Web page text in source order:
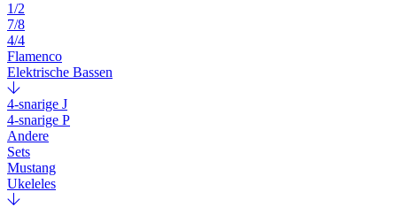
1/2
7/8
4/4
Flamenco
Elektrische Bassen
4-snarige J
4-snarige P
Andere
Sets
Mustang
Ukeleles